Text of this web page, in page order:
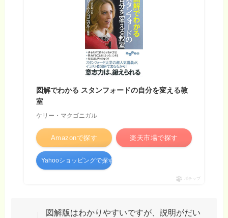
図解でわかる スタンフォードの自分を変える教
室
ケリー・マクゴニガル
Amazonで探す 楽天市場で探す
Yahooショッピングで探す
ポチップ
図解版はわかりやすいですが、説明がだい